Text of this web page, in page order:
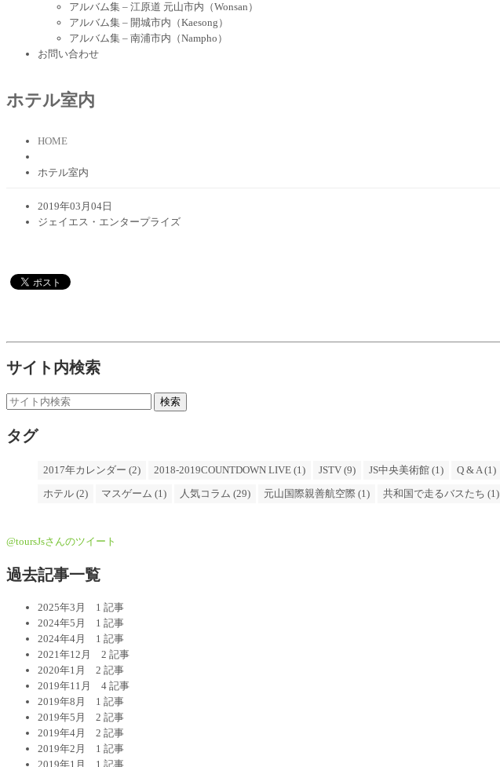
アルバム集 – 江原道 元山市内（Wonsan）
アルバム集 – 開城市内（Kaesong）
アルバム集 – 南浦市内（Nampho）
お問い合わせ
ホテル室内
HOME
ホテル室内
2019年03月04日
ジェイエス・エンタープライズ
サイト内検索
タグ
2017年カレンダー (2) 2018-2019COUNTDOWN LIVE (1) JSTV (9) JS中央美術館 (1) Q & A (1)
ホテル (2)
マスゲーム (1) 人気コラム (29) 元山国際親善航空際 (1) 共和国で走るバスたち (1)
@toursJsさんのツイート
過去記事一覧
2025年3月 1 記事
2024年5月 1 記事
2024年4月 1 記事
2021年12月 2 記事
2020年1月 2 記事
2019年11月 4 記事
2019年8月 1 記事
2019年5月 2 記事
2019年4月 2 記事
2019年2月 1 記事
2019年1月 1 記事